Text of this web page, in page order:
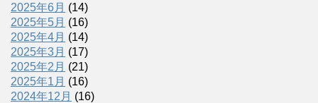
2025年6月 (14)
2025年5月 (16)
2025年4月 (14)
2025年3月 (17)
2025年2月 (21)
2025年1月 (16)
2024年12月 (16)